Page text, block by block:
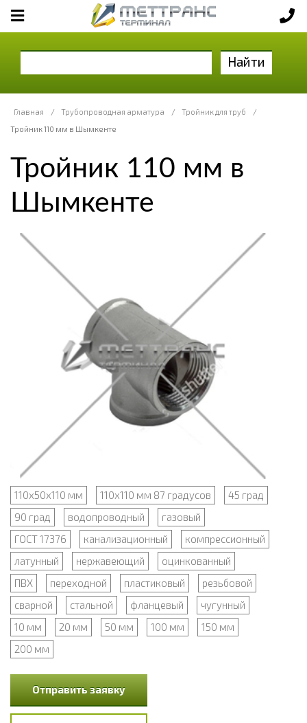
Найти
Главная / Трубопроводная арматура / Тройник для труб
/
Тройник 110 мм в Шымкенте
Тройник 110 мм в
Шымкенте
110х50х110 мм 110х110 мм 87 градусов
45 град
90 град
водопроводный
газовый
ГОСТ 17376
канализационный
компрессионный
латунный
нержавеющий
оцинкованный
ПВХ
переходной пластиковый
резьбовой
сварной
стальной фланцевый
чугунный
10 мм
20 мм 50 мм 100 мм
150 мм
200 мм
Отправить заявку